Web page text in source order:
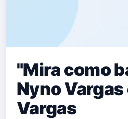
"Mira como
Nyno
Vargas